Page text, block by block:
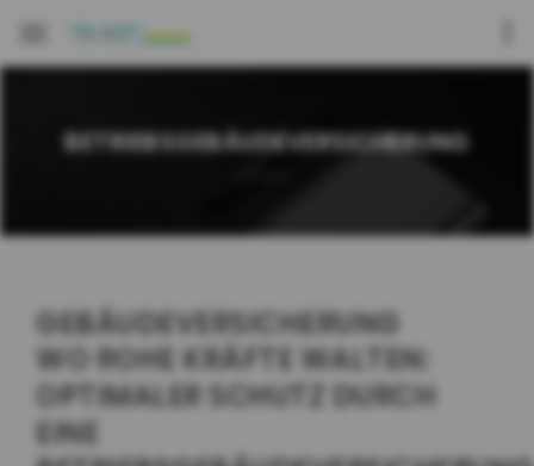
BETRIEBSGEBÄUDEVERSICHERUNG
GEBÄUDEVERSICHERUNG
WO ROHE KRÄFTE WALTEN:
OPTIMALER SCHUTZ DURCH
EINE